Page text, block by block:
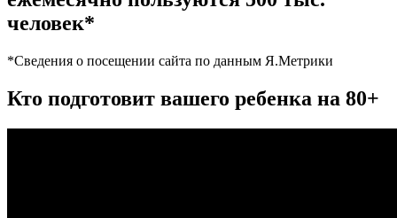
человек*
*Сведения о посещении сайта по данным Я.Метрики
Кто подготовит вашего ребенка на 80+